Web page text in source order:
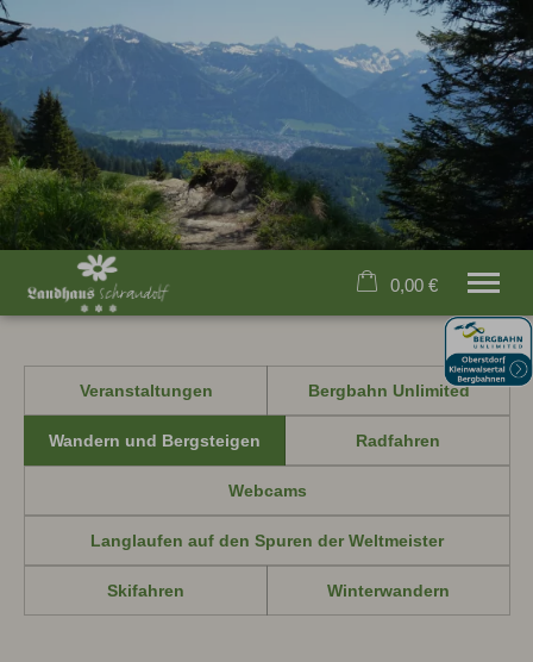
2 Erwachsene
Ferienwohnungen
Zimmer
Freizeit
0,00 €
Veranstaltungen Bergbahn Unlimited
Wandern und Bergsteigen Radfahren
Webcams
Langlaufen auf den Spuren der Weltmeister
Skifahren Winterwandern